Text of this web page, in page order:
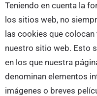
Teniendo en cuenta la
los sitios web, no
las cookies que
nuestro sitio web. Esto
en los que nuestra
denominan elementos
imágenes o breves